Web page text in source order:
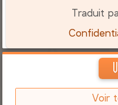
Traduit
Voir